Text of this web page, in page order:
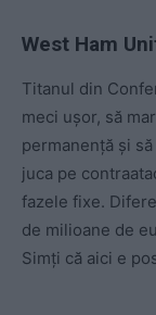
West Ham
Titanul din
meci ușor, să
permanență și
juca pe
fazele fixe.
de milioane de
Simți că aici e